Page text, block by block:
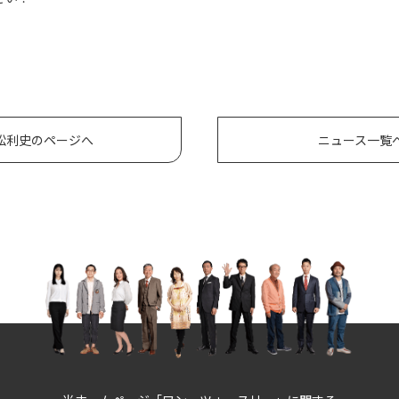
利史のページへ ニュース一覧